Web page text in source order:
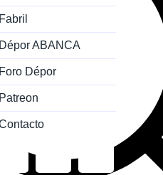
Fabril
Dépor ABANCA
Foro Dépor
Patreon